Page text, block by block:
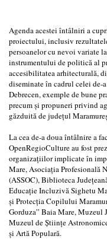
Agenda acestei întâlniri a
proiectului, inclusiv
persoanelor cu nevoi variate
instrumentului de politică al
accesibilitatea arhitecturală,
diseminate în cadrul celei
Debrecen, exemple de bune
precum și propuneri privind
găzduită de județul
La cea de-a doua întâlnire a
OpenRegioCulture au fost
organizațiilor implicate în
Mare, Asociația Profesională
(ASSOC), Biblioteca
Educație Incluzivă Sighetu
și Protecția Copilului
Gorduza” Baia Mare, Muzeul
Muzeul de Științe
și Artă Populară.